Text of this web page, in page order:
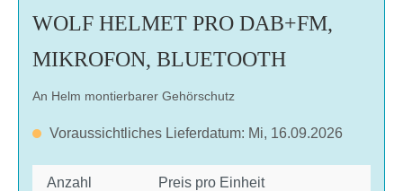
WOLF HELMET PRO DAB+FM,
MIKROFON, BLUETOOTH
An Helm montierbarer Gehörschutz
Voraussichtliches Lieferdatum: Mi, 16.09.2026
Anzahl Preis pro Einheit